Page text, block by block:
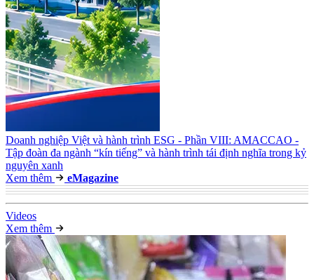
Doanh nghiệp Việt và hành trình ESG - Phần VIII: AMACCAO -
Tập đoàn đa ngành “kín tiếng” và hành trình tái định nghĩa trong kỷ
nguyên xanh
Xem thêm
eMagazine
Videos
Xem thêm